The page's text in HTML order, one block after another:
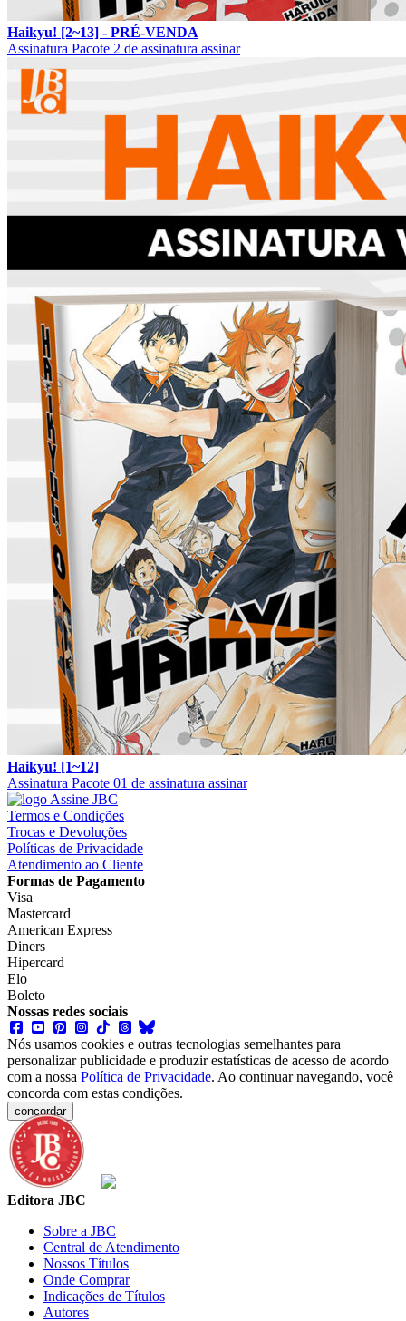
Haikyu! [2~13] - PRÉ-VENDA
Assinatura Pacote 2 de assinatura assinar
Haikyu! [1~12]
Assinatura Pacote 01 de assinatura assinar
Termos e Condições
Trocas e Devoluções
Políticas de Privacidade
Atendimento ao Cliente
Formas de Pagamento
Visa
Mastercard
American Express
Diners
Hipercard
Elo
Boleto
Nossas redes sociais
Nós usamos cookies e outras tecnologias semelhantes para
personalizar publicidade e produzir estatísticas de acesso de acordo
com a nossa Política de Privacidade. Ao continuar navegando, você
concorda com estas condições.
concordar
Editora JBC
Sobre a JBC
Central de Atendimento
Nossos Títulos
Onde Comprar
Indicações de Títulos
Autores